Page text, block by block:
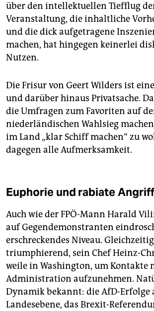
über den intellektuellen Tiefflug
Veranstaltung, die inhaltliche
und die dick aufgetragene
machen, hat hingegen keinerlei
Nutzen.
Die Frisur von Geert Wilders ist
und darüber hinaus Privatsache.
die Umfragen zum Favoriten auf
niederländischen Wahlsieg
im Land „klar Schiff machen“ zu
dagegen alle Aufmerksamkeit.
Euphorie und rabiate
Auch wie der FPÖ-Mann Harald
auf Gegendemonstranten
erschreckendes Niveau.
triumphierend, sein Chef Heinz-
weile in Washington, um Kontakte
Administration aufzunehmen.
Dynamik bekannt: die AfD-Erfolge
Landesebene, das Brexit-